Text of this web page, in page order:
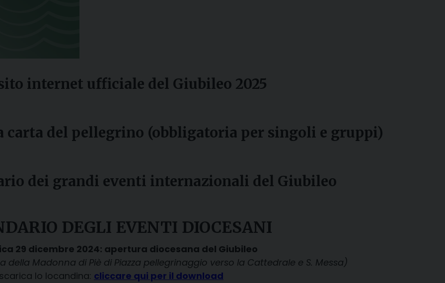
internet ufficiale del Giubileo 2025
del pellegrino (obbligatoria per singoli e gruppi)
dei grandi eventi internazionali del Giubileo
DEGLI EVENTI DIOCESANI
29 dicembre 2024: apertura diocesana del Giubileo
della Madonna di Piè di Piazza pellegrinaggio verso la Cattedrale e S. Messa)
scarica lo locandina: cliccare qui per il download